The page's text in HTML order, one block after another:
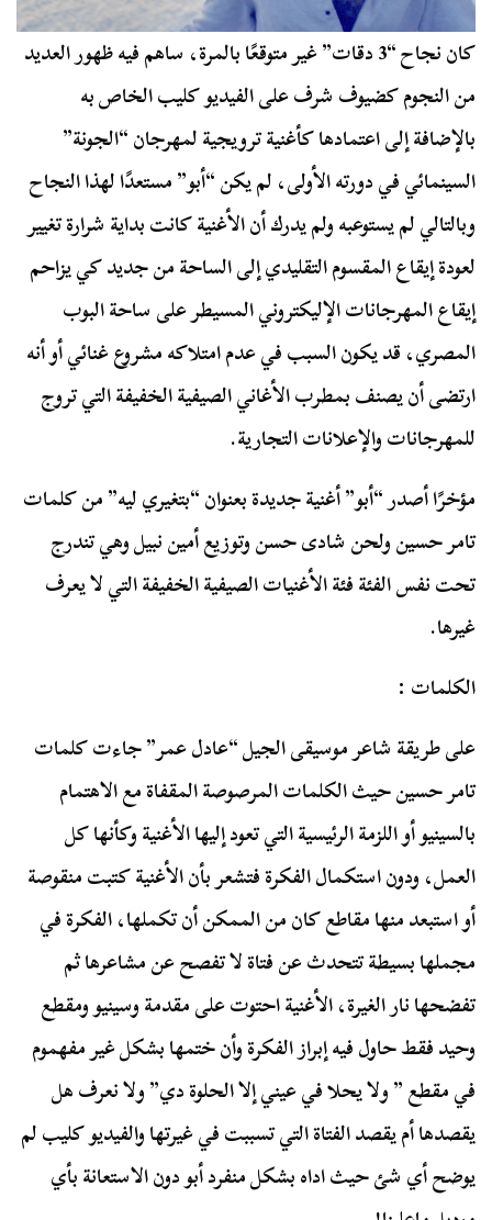
كان نجاح “3 دقات” غير متوقعًا بالمرة، ساهم فيه ظهور العديد
من النجوم كضيوف شرف على الفيديو كليب الخاص به
بالإضافة إلى اعتمادها كأغنية ترويجية لمهرجان “الجونة”
السينمائي في دورته الأولى، لم يكن “أبو” مستعدًا لهذا النجاح
وبالتالي لم يستوعبه ولم يدرك أن الأغنية كانت بداية شرارة تغيير
لعودة إيقاع المقسوم التقليدي إلى الساحة من جديد كي يزاحم
إيقاع المهرجانات الإليكتروني المسيطر على ساحة البوب
المصري، قد يكون السبب في عدم امتلاكه مشروع غنائي أو أنه
ارتضى أن يصنف بمطرب الأغاني الصيفية الخفيفة التي تروج
للمهرجانات والإعلانات التجارية.
مؤخرًا أصدر “أبو” أغنية جديدة بعنوان “بتغيري ليه” من كلمات
تامر حسين ولحن شادى حسن وتوزيع أمين نبيل وهي تندرج
تحت نفس الفئة فئة الأغنيات الصيفية الخفيفة التي لا يعرف
غيرها.
الكلمات :
على طريقة شاعر موسيقى الجيل “عادل عمر” جاءت كلمات
تامر حسين حيث الكلمات المرصوصة المقفاة مع الاهتمام
بالسينيو أو اللزمة الرئيسية التي تعود إليها الأغنية وكأنها كل
العمل، ودون استكمال الفكرة فتشعر بأن الأغنية كتبت منقوصة
أو استبعد منها مقاطع كان من الممكن أن تكملها، الفكرة في
مجملها بسيطة تتحدث عن فتاة لا تفصح عن مشاعرها ثم
تفضحها نار الغيرة، الأغنية احتوت على مقدمة وسينيو ومقطع
وحيد فقط حاول فيه إبراز الفكرة وأن ختمها بشكل غير مفهموم
في مقطع ” ولا يحلا في عيني إلا الحلوة دي” ولا نعرف هل
يقصدها أم يقصد الفتاة التي تسببت في غيرتها والفيديو كليب لم
يوضح أي شئ حيث اداه بشكل منفرد أبو دون الاستعانة بأي